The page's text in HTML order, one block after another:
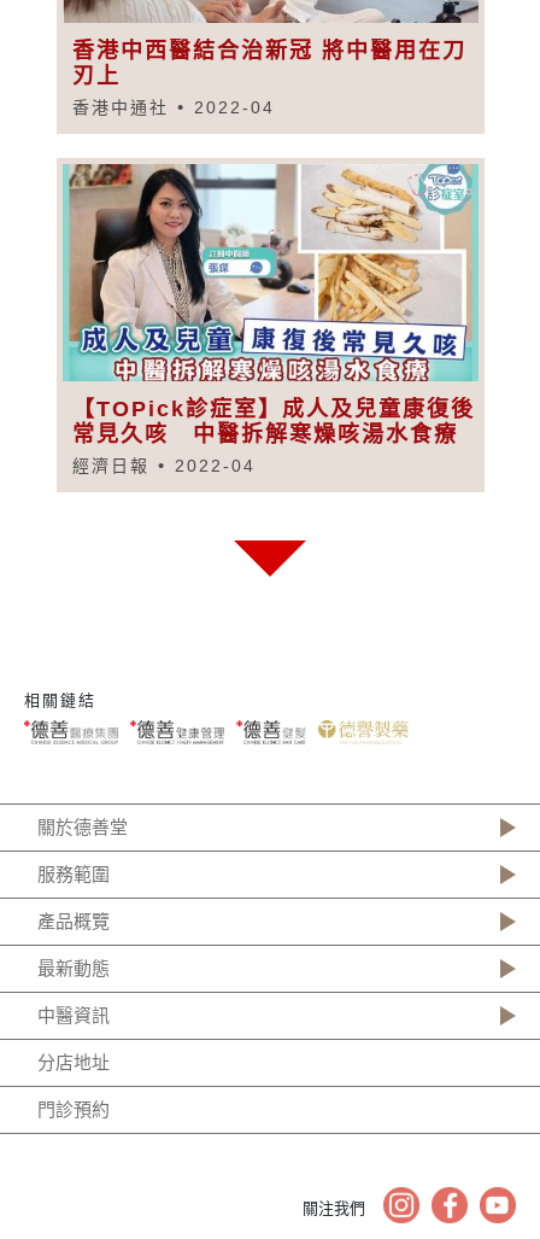
香港中西醫結合治新冠 將中醫用在刀
刃上
香港中通社 2022-04
【TOPick診症室】成人及兒童康復後
常見久咳 中醫拆解寒燥咳湯水食療
經濟日報 2022-04
相關鏈結
關於德善堂
服務範圍
產品概覽
最新動態
中醫資訊
分店地址
門診預約
關注我們